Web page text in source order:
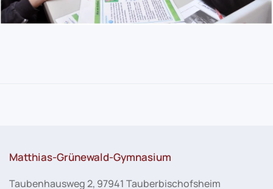
Matthias-Grünewald-Gymnasium
Taubenhausweg 2, 97941 Tauberbischofsheim